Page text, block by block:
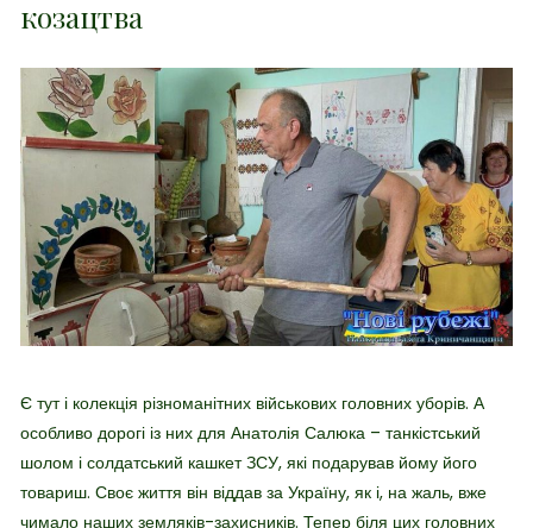
козацтва
Є тут і колекція різноманітних військових головних уборів. А
особливо дорогі із них для Анатолія Салюка – танкістський
шолом і солдатський кашкет ЗСУ, які подарував йому його
товариш. Своє життя він віддав за Україну, як і, на жаль, вже
чимало наших земляків-захисників. Тепер біля цих головних